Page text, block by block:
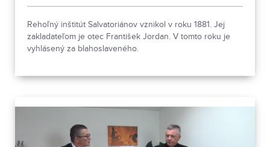
Rehoľný inštitút Salvatoriánov vznikol v roku 1881. Jej
zakladateľom je otec František Jordan. V tomto roku je
vyhlásený za blahoslaveného.